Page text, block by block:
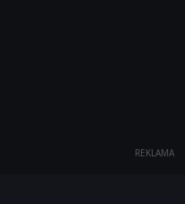
REKLAMA